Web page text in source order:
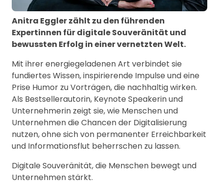
Anitra Eggler zählt zu den führenden
Expertinnen für digitale Souveränität und
bewussten Erfolg in einer vernetzten Welt.
Mit ihrer energiegeladenen Art verbindet sie
fundiertes Wissen, inspirierende Impulse und eine
Prise Humor zu Vorträgen, die nachhaltig wirken.
Als Bestsellerautorin, Keynote Speakerin und
Unternehmerin zeigt sie, wie Menschen und
Unternehmen die Chancen der Digitalisierung
nutzen, ohne sich von permanenter Erreichbarkeit
und Informationsflut beherrschen zu lassen.
Digitale Souveränität, die Menschen bewegt und
Unternehmen stärkt.